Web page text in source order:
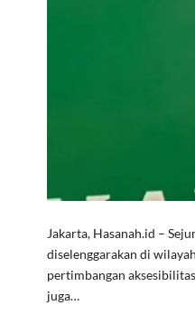
Jakarta, Hasanah.id –
diselenggarakan di
pertimbangan
juga…